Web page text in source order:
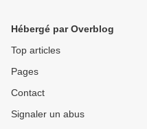
2017
Hébergé par Overblog
Top articles
Pages
Contact
Signaler un abus